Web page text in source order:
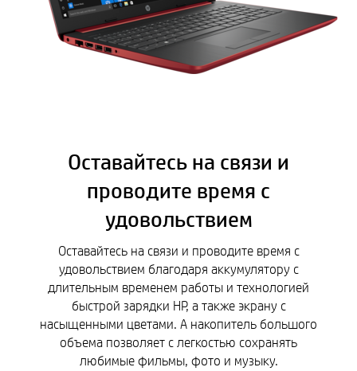
Оставайтесь на связи и
проводите время с
удовольствием
Оставайтесь на связи и проводите время с
удовольствием благодаря аккумулятору с
длительным временем работы и технологией
быстрой зарядки HP, а также экрану с
насыщенными цветами. А накопитель большого
объема позволяет с легкостью сохранять
любимые фильмы, фото и музыку.